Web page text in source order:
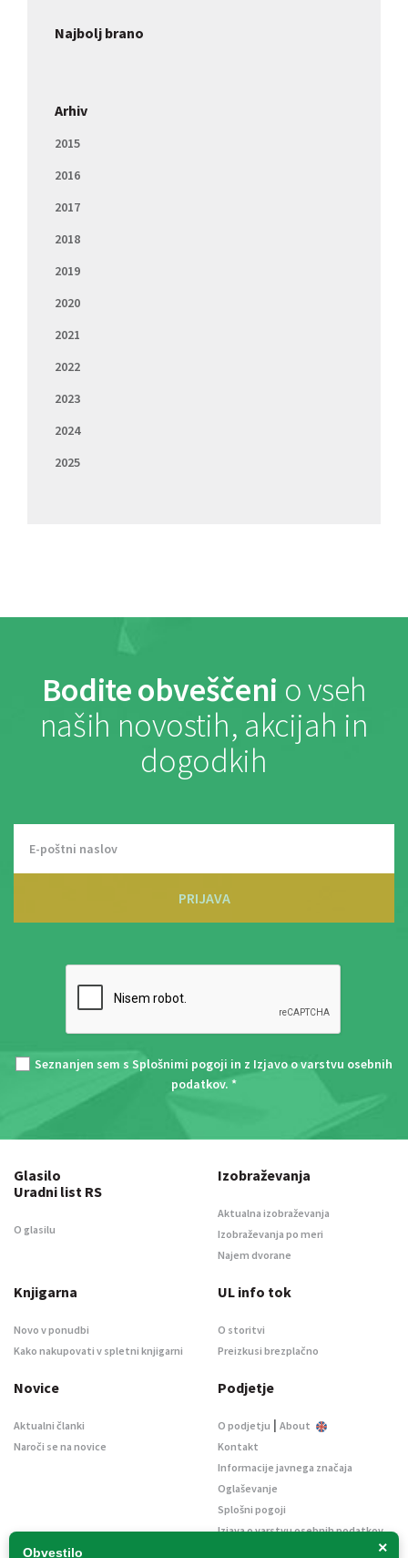
Najbolj brano
Arhiv
2015
2016
2017
2018
2019
2020
2021
2022
2023
2024
2025
Bodite obveščeni o vseh
naših novostih, akcijah in
dogodkih
PRIJAVA
Seznanjen sem s Splošnimi pogoji in z Izjavo o varstvu osebnih
podatkov. *
×
Obvestilo
Glasilo
Uradni list RS
O glasilu
Izobraževanja
Aktualna izobraževanja
Izobraževanja po meri
Najem dvorane
Knjigarna
Novo v ponudbi
Kako nakupovati v spletni knjigarni
UL info tok
O storitvi
Preizkusi brezplačno
Novice
Aktualni članki
Naroči se na novice
Podjetje
O podjetju | About
Kontakt
Informacije javnega značaja
Oglaševanje
Splošni pogoji
Izjava o varstvu osebnih podatkov